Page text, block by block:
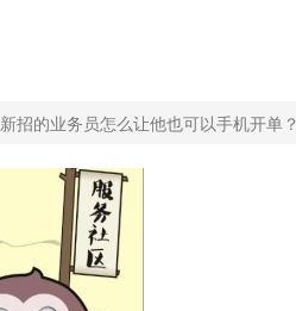
新招的业务员怎么让他也可以手机开单